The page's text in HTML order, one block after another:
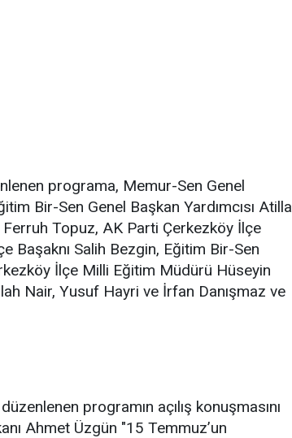
programa, Memur-Sen Genel
Bir-Sen Genel Başkan Yardımcısı Atilla
Topuz, AK Parti Çerkezköy İlçe
Başaknı Salih Bezgin, Eğitim Bir-Sen
İlçe Milli Eğitim Müdürü Hüseyin
Nair, Yusuf Hayri ve İrfan Danışmaz ve
programın açılış konuşmasını
Ahmet Üzgün "15 Temmuz’un